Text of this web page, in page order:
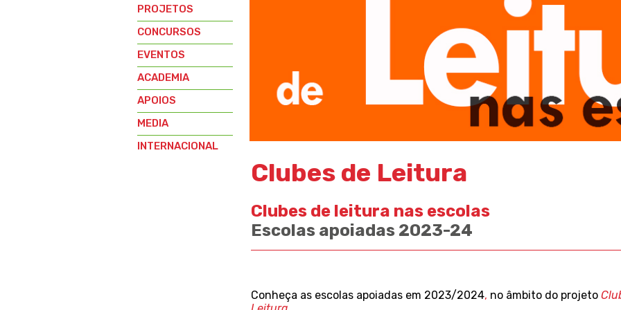
PROJETOS
CONCURSOS
EVENTOS
ACADEMIA
APOIOS
MEDIA
INTERNACIONAL
Clubes de Leitura
Clubes de leitura nas escolas
Escolas apoiadas 2023-24
Conheça as escolas apoiadas em 2023/2024, no âmbito do projeto